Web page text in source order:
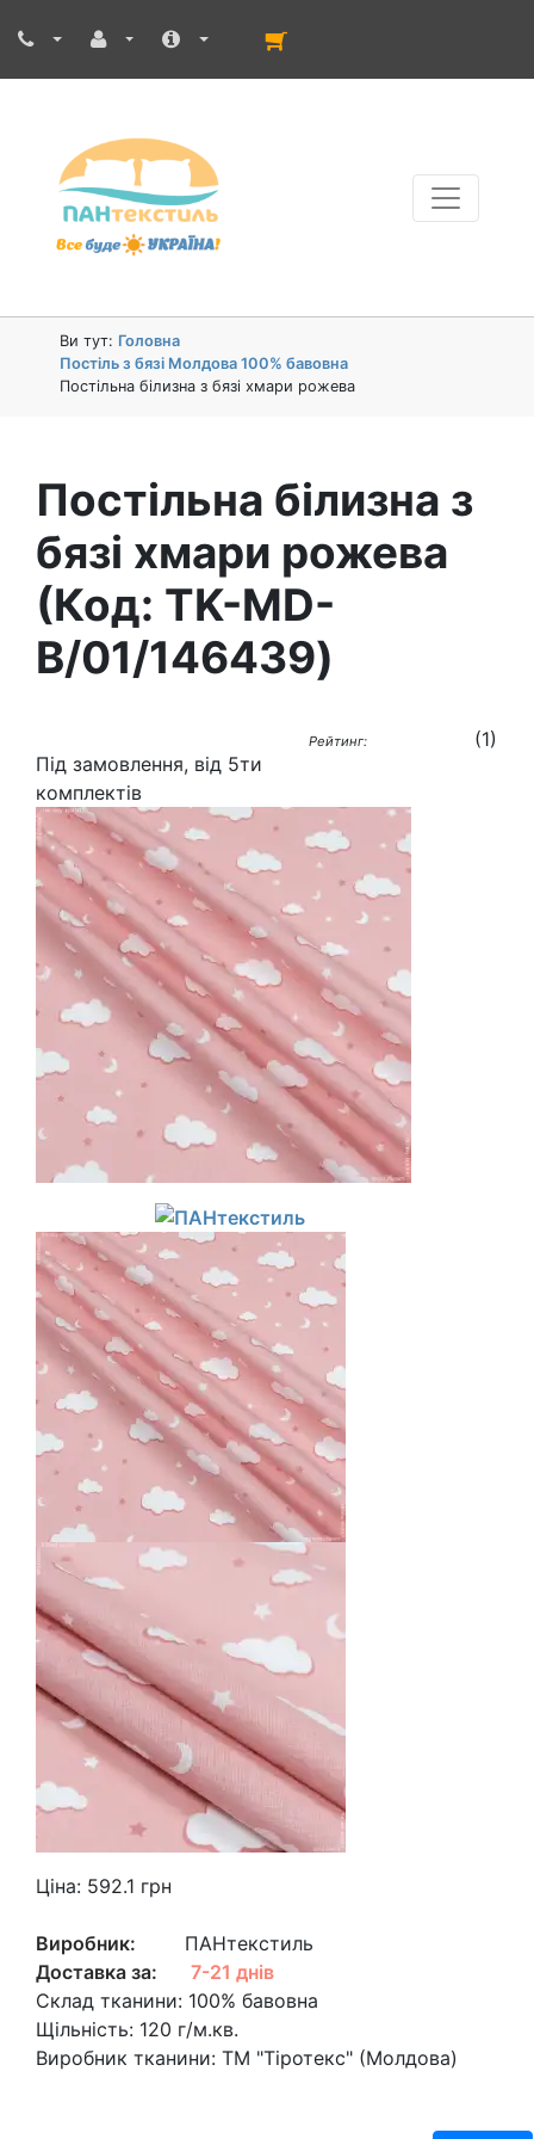
Ви тут: Головна
Постіль з бязі Молдова 100% бавовна
Постільна білизна з бязі хмари рожева
Постільна білизна з
бязі хмари рожева
(Код: TK-MD-
B/01/146439)
Рейтинг: (1)
Під замовлення, від 5ти
комплектів
Ціна: 592.1 грн
Виробник:
ПАНтекстиль
Доставка за:
7-21 днів
Склад тканини: 100% бавовна
Щільність: 120 г/м.кв.
Виробник тканини: ТМ "Тіротекс" (Молдова)